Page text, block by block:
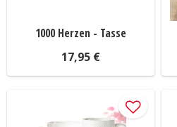
1000 Herzen - Tasse
17,95 €